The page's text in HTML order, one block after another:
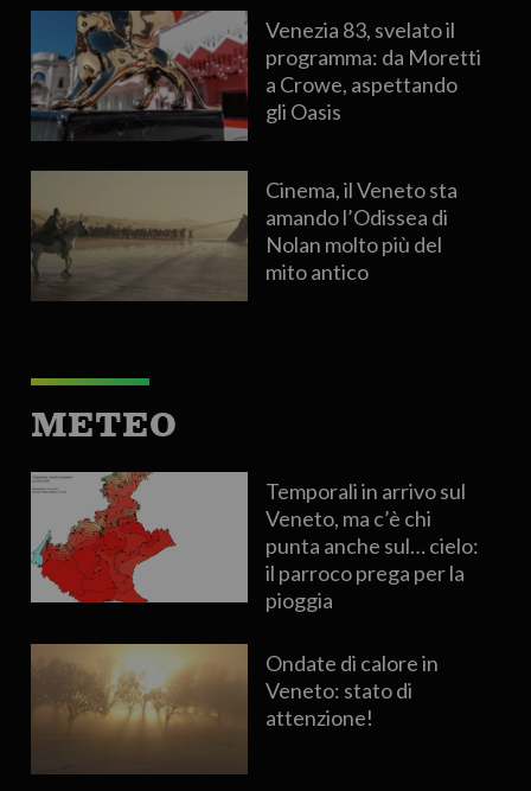
Venezia 83, svelato il
programma: da Moretti
a Crowe, aspettando
gli Oasis
Cinema, il Veneto sta
amando l’Odissea di
Nolan molto più del
mito antico
METEO
Temporali in arrivo sul
Veneto, ma c’è chi
punta anche sul… cielo:
il parroco prega per la
pioggia
Ondate di calore in
Veneto: stato di
attenzione!